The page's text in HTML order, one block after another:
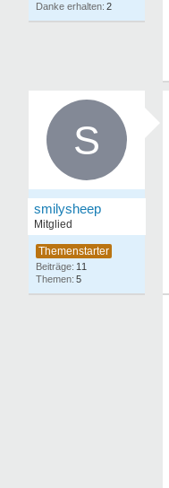
2
S
smilysheep
Mitglied
11
5